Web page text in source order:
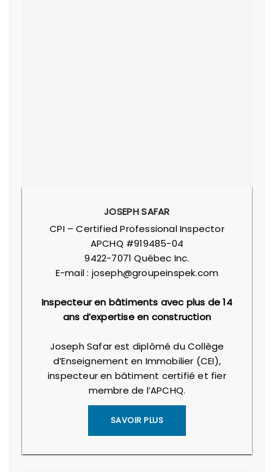
JOSEPH SAFAR
CPI – Certified Professional Inspector
APCHQ #919485-04
9422-7071 Québec Inc.
E-mail : joseph@groupeinspek.com
Inspecteur en bâtiments avec plus de 14
ans d’expertise en construction
Joseph Safar est diplômé du Collège
d’Enseignement en Immobilier (CEI),
inspecteur en bâtiment certifié et fier
membre de l’APCHQ.
SAVOIR PLUS